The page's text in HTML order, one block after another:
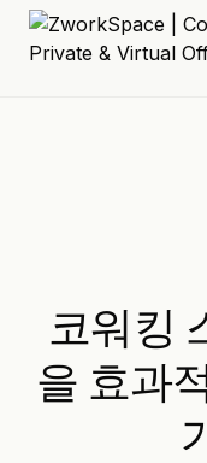
코워킹
을 효과